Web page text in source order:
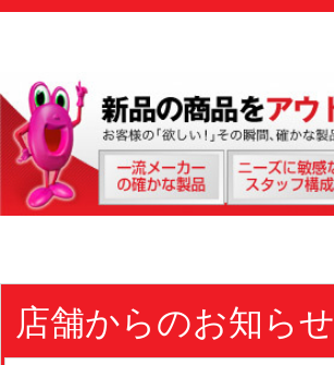
店舗からのお知らせ